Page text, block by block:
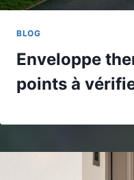
BLOG
Enveloppe
points à